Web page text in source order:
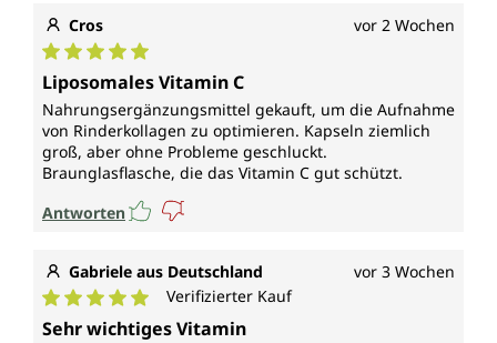
Cros vor 2 Wochen
Durchschnittliche Bewertung von 5 von 5 Sternen
Liposomales Vitamin C
Nahrungsergänzungsmittel gekauft, um die Aufnahme
von Rinderkollagen zu optimieren. Kapseln ziemlich
groß, aber ohne Probleme geschluckt.
Braunglasflasche, die das Vitamin C gut schützt.
Antworten
Gabriele aus Deutschland vor 3 Wochen
Durchschnittliche Bewertung von 5 von 5 Sternen
Verifizierter Kauf
Sehr wichtiges Vitamin